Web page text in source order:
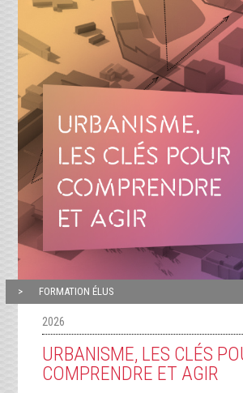
FORMATION ÉLUS
2026
URBANISME, LES CLÉS
COMPRENDRE ET AGIR